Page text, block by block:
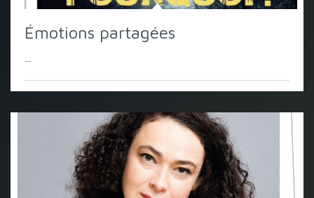
Émotions partagées